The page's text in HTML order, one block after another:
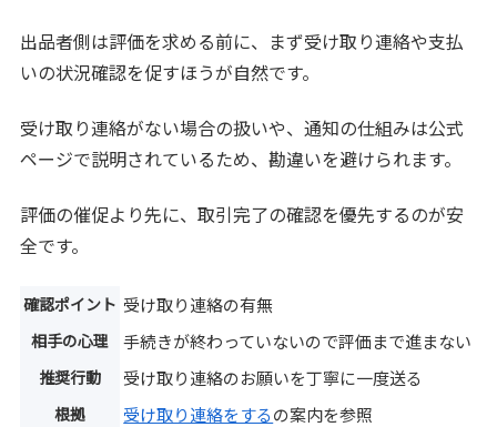
出品者側は評価を求める前に、まず受け取り連絡や支払
いの状況確認を促すほうが自然です。
受け取り連絡がない場合の扱いや、通知の仕組みは公式
ページで説明されているため、勘違いを避けられます。
評価の催促より先に、取引完了の確認を優先するのが安
全です。
確認ポイント 受け取り連絡の有無
相手の心理 手続きが終わっていないので評価まで進まない
推奨行動 受け取り連絡のお願いを丁寧に一度送る
根拠 受け取り連絡をするの案内を参照